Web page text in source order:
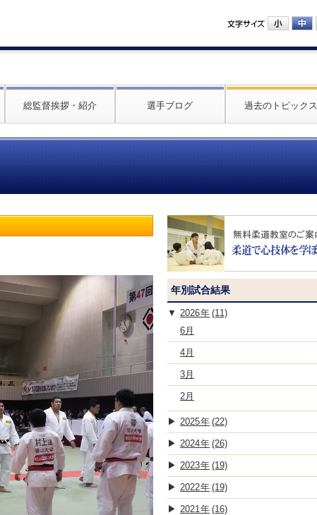
総監督挨拶・紹介 選手ブログ 過去のトピックス
年別試合結果
2026
(11)
6月
4月
3月
2月
2025 (22)
2024 (26)
2023 (19)
2022 (19)
2021 (16)